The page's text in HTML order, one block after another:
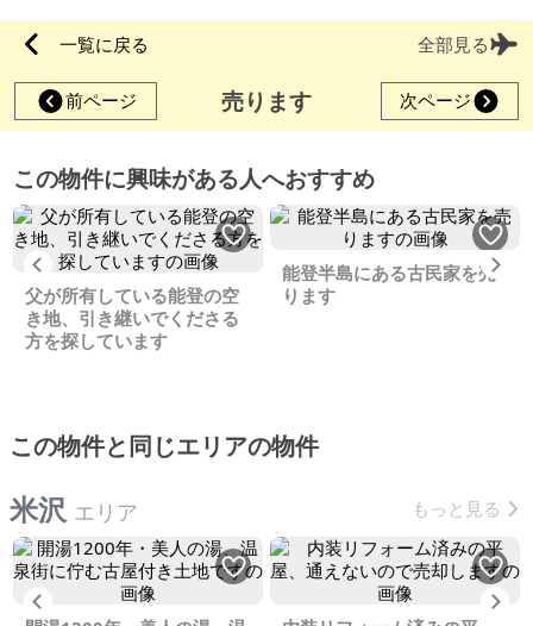
一覧に戻る 全部見る
前ページ 売ります 次ページ
この物件に興味がある人へおすすめ
Previous
父が所有している能登の空
き地、引き継いでくださる
方を探しています
能登半島にある古民家を売
ります
この物件と同じエリアの物件
米沢 エリア もっと見る
Previous